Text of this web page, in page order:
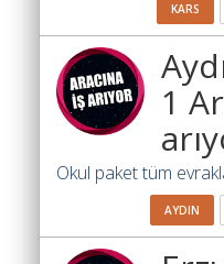
Soför
olup
arayanlar
Aracına
KARS
1
Okul paket tüm
AYDIN